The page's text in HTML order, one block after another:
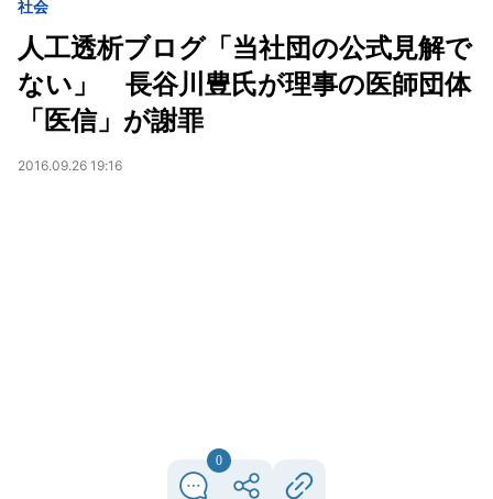
社会
人工透析ブログ「当社団の公式見解で
ない」 長谷川豊氏が理事の医師団体
「医信」が謝罪
2016.09.26 19:16
0